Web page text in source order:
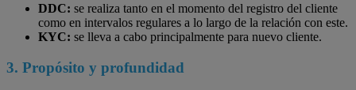
DDC: se realiza tanto en el momento del registro del cliente
como en intervalos regulares a lo largo de la relación con este.
KYC: se lleva a cabo principalmente para nuevo cliente.
3. Propósito y profundidad